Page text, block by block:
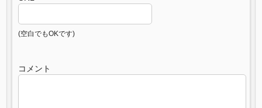
(空白でもOKです)
コメント